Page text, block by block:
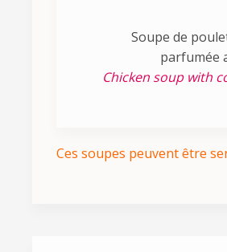
Soupe de
parfumée
Chicken soup with
Ces soupes peuvent être